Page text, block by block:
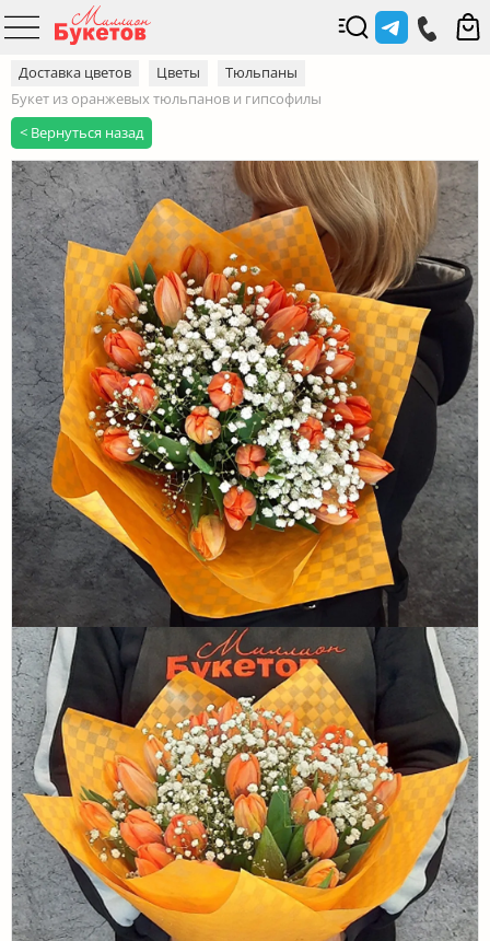
Доставка цветов Цветы
Тюльпаны
Букет из оранжевых тюльпанов и гипсофилы
< Вернуться назад